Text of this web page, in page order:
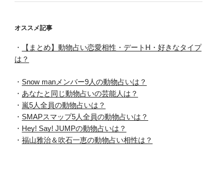
オススメ記事
・
【まとめ】動物占い恋愛相性・デートH・好きなタイプ
は？
・ Snow manメンバー9人の動物占いは？
・ あなたと同じ動物占いの芸能人は？
・ 嵐5人全員の動物占いは？
・ SMAPスマップ5人全員の動物占いは？
・ Hey! Say! JUMPの動物占いは？
・ 福山雅治＆吹石一恵の動物占い相性は？